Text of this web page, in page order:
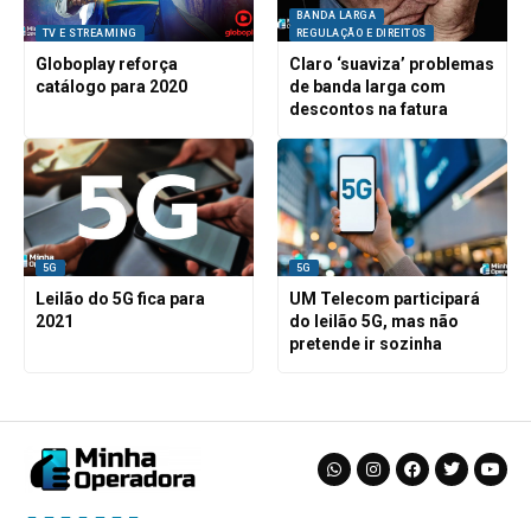
TV E STREAMING
Globoplay reforça
catálogo para 2020
BANDA LARGA
REGULAÇÃO E DIREITOS
Claro ‘suaviza’ problemas
de banda larga com
descontos na fatura
5G
Leilão do 5G fica para
2021
5G
UM Telecom participará
do leilão 5G, mas não
pretende ir sozinha